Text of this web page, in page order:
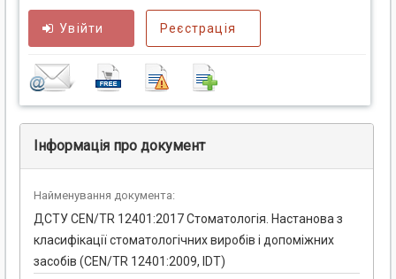
Увійти Реєстрація
Інформація про документ
Найменування документа:
ДСТУ CEN/TR 12401:2017 Стоматологія. Настанова з
класифікації стоматологічних виробів і допоміжних
засобів (CEN/TR 12401:2009, IDT)